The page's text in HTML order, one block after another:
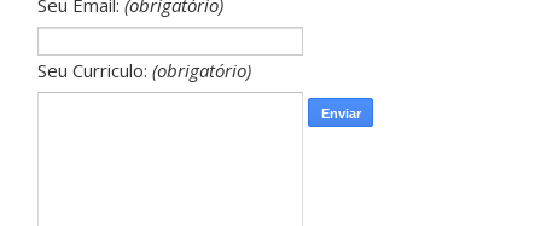
Seu Email:(obrigatório)
Seu Curriculo:(obrigatório)